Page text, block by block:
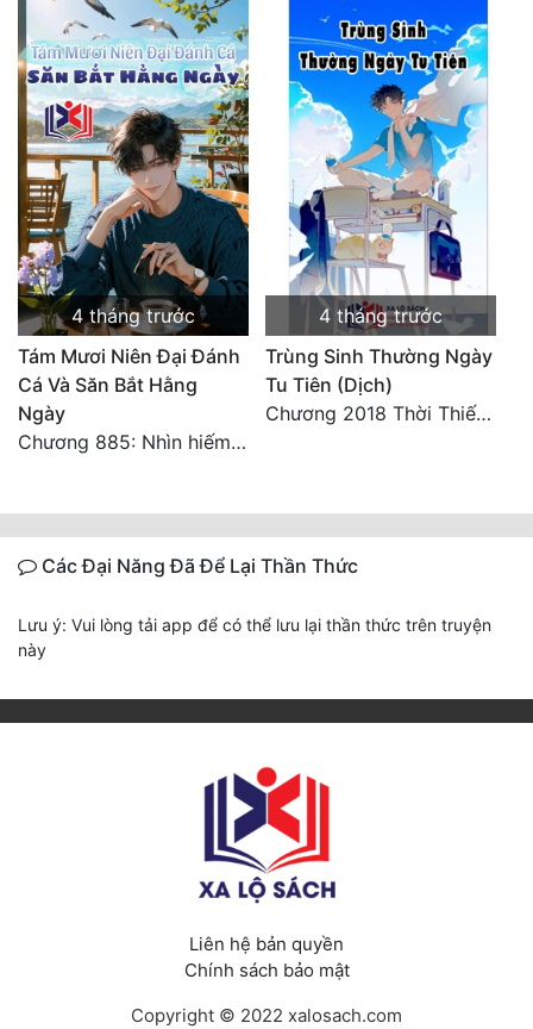
4 tháng trước
Tám Mươi Niên Đại Đánh
Cá Và Săn Bắt Hằng
Ngày
Chương 885: Nhìn hiếm lạ
4 tháng trước
Trùng Sinh Thường Ngày
Tu Tiên (Dịch)
Chương 2018 Thời Thiếu Niên
Các Đại Năng Đã Để Lại Thần Thức
Lưu ý: Vui lòng tải app để có thể lưu lại thần thức trên truyện
này
Liên hệ bản quyền
Chính sách bảo mật
Copyright © 2022 xalosach.com